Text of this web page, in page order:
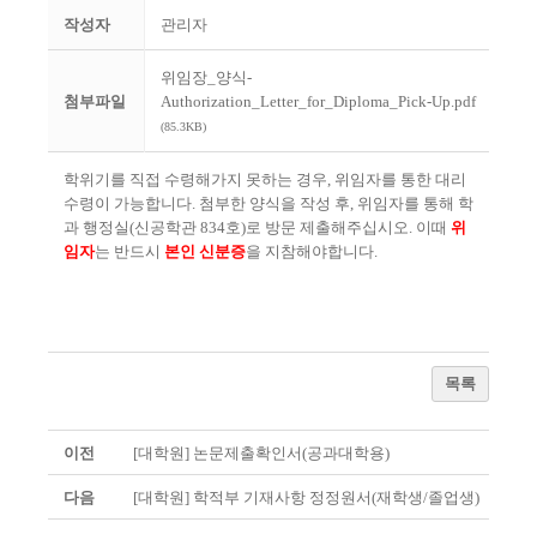
작성자 관리자
첨부파일
위임장_양식-
Authorization_Letter_for_Diploma_Pick-Up.pdf
(85.3KB)
학위기를 직접 수령해가지 못하는 경우, 위임자를 통한 대리
수령이 가능합니다. 첨부한 양식을 작성 후, 위임자를 통해 학
과 행정실(신공학관 834호)로 방문 제출해주십시오. 이때 위
임자는 반드시 본인 신분증을 지참해야합니다.
목록
이전 [대학원] 논문제출확인서(공과대학용)
다음 [대학원] 학적부 기재사항 정정원서(재학생/졸업생)